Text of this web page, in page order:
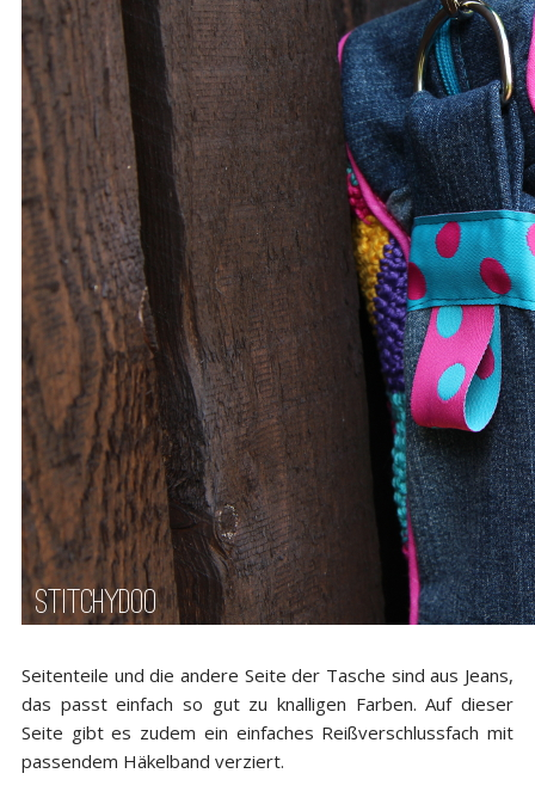
Seitenteile und die andere Seite der Tasche sind aus Jeans,
das passt einfach so gut zu knalligen Farben. Auf dieser
Seite gibt es zudem ein einfaches Reißverschlussfach mit
passendem Häkelband verziert.